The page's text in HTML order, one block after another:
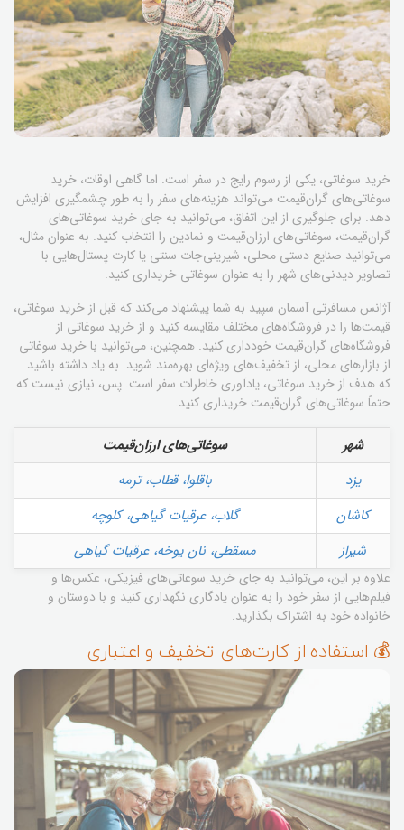
خرید سوغاتی، یکی از رسوم رایج در سفر است. اما گاهی اوقات، خرید
سوغاتی‌های گران‌قیمت می‌تواند هزینه‌های سفر را به طور چشمگیری افزایش
دهد. برای جلوگیری از این اتفاق، می‌توانید به جای خرید سوغاتی‌های
گران‌قیمت، سوغاتی‌های ارزان‌قیمت و نمادین را انتخاب کنید. به عنوان مثال،
می‌توانید صنایع دستی محلی، شیرینی‌جات سنتی یا کارت پستال‌هایی با
تصاویر دیدنی‌های شهر را به عنوان سوغاتی خریداری کنید.
آژانس مسافرتی آسمان سپید به شما پیشنهاد می‌کند که قبل از خرید سوغاتی،
قیمت‌ها را در فروشگاه‌های مختلف مقایسه کنید و از خرید سوغاتی از
فروشگاه‌های گران‌قیمت خودداری کنید. همچنین، می‌توانید با خرید سوغاتی
از بازارهای محلی، از تخفیف‌های ویژه‌ای بهره‌مند شوید. به یاد داشته باشید
که هدف از خرید سوغاتی، یادآوری خاطرات سفر است. پس، نیازی نیست که
حتماً سوغاتی‌های گران‌قیمت خریداری کنید.
شهر
سوغاتی‌های ارزان‌قیمت
یزد
باقلوا، قطاب، ترمه
کاشان
گلاب، عرقیات گیاهی، کلوچه
شیراز
مسقطی، نان یوخه، عرقیات گیاهی
علاوه بر این، می‌توانید به جای خرید سوغاتی‌های فیزیکی، عکس‌ها و
فیلم‌هایی از سفر خود را به عنوان یادگاری نگهداری کنید و با دوستان و
خانواده خود به اشتراک بگذارید.
💰 استفاده از کارت‌های تخفیف و اعتباری